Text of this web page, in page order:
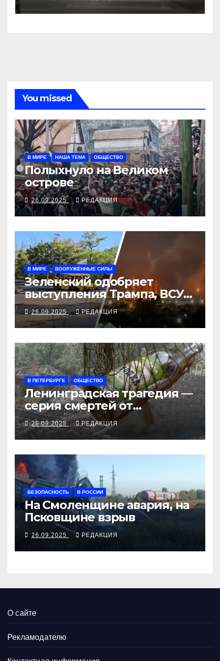
You missed
В МИРЕ НАША ТЕМА ОБЩЕСТВО
Полыхнуло на Великом
острове
26.09.2025 РЕДАКЦИЯ
В МИРЕ ВООРУЖЁННЫЕ СИЛЫ
Зеленский одобряет
выступления Трампа, ВСУ
закрыли Добропольский
рубеж
26.09.2025 РЕДАКЦИЯ
В ПЕТЕРБУРГЕ ОБЩЕСТВО
Ленинградская трагедия —
серия смертей от
алкосуррогата
26.09.2025 РЕДАКЦИЯ
БЕЗОПАСНОСТЬ В РОССИИ
На Смоленщине авария, на
Псковщине взрыв
26.09.2025 РЕДАКЦИЯ
О сайте
Рекламодателю